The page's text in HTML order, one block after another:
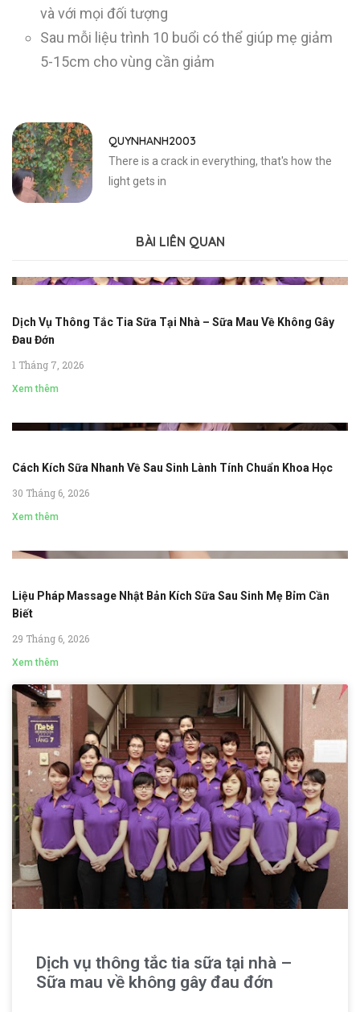
và với mọi đối tượng
Sau mỗi liệu trình 10 buổi có thể giúp mẹ giảm
5-15cm cho vùng cần giảm
QUYNHANH2003
There is a crack in everything, that's how the
light gets in
BÀI LIÊN QUAN
Dịch Vụ Thông Tắc Tia Sữa Tại Nhà – Sữa Mau Về Không Gây
Đau Đớn
1 Tháng 7, 2026
Xem thêm
Cách Kích Sữa Nhanh Về Sau Sinh Lành Tính Chuẩn Khoa Học
30 Tháng 6, 2026
Xem thêm
Liệu Pháp Massage Nhật Bản Kích Sữa Sau Sinh Mẹ Bỉm Cần
Biết
29 Tháng 6, 2026
Xem thêm
Dịch vụ thông tắc tia sữa tại nhà –
Sữa mau về không gây đau đớn